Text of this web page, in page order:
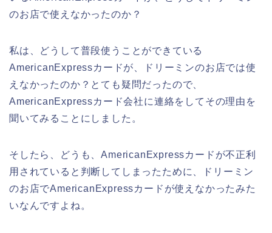
のお店で使えなかったのか？
私は、どうして普段使うことができている
AmericanExpressカードが、ドリーミンのお店では使
えなかったのか？とても疑問だったので、
AmericanExpressカード会社に連絡をしてその理由を
聞いてみることにしました。
そしたら、どうも、AmericanExpressカードが不正利
用されていると判断してしまったために、ドリーミン
のお店でAmericanExpressカードが使えなかったみた
いなんですよね。